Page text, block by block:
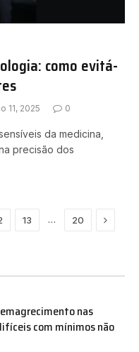
como evitá-
11, 2025 0
da medicina,
precisão dos
13 … 20 Next
nas
com mínimos não